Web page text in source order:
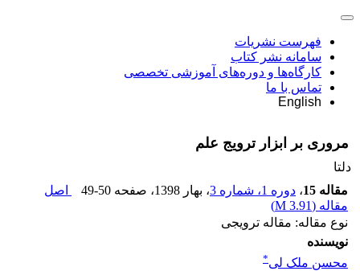
فهرست نشریات
سامانه نشر کتاب
کارگاه‌ها و دوره‌های آموزشی تخصصی
تماس با ما
English
مروری بر ابزار ترویج علم
دلتا
مقاله 15
، دوره 1، شماره 3 ، بهار 1398 ، صفحه 49-50
اصل
مقاله (3.91 M
)
نوع مقاله: مقاله ترویجی
نویسنده
محسن ملک لی*